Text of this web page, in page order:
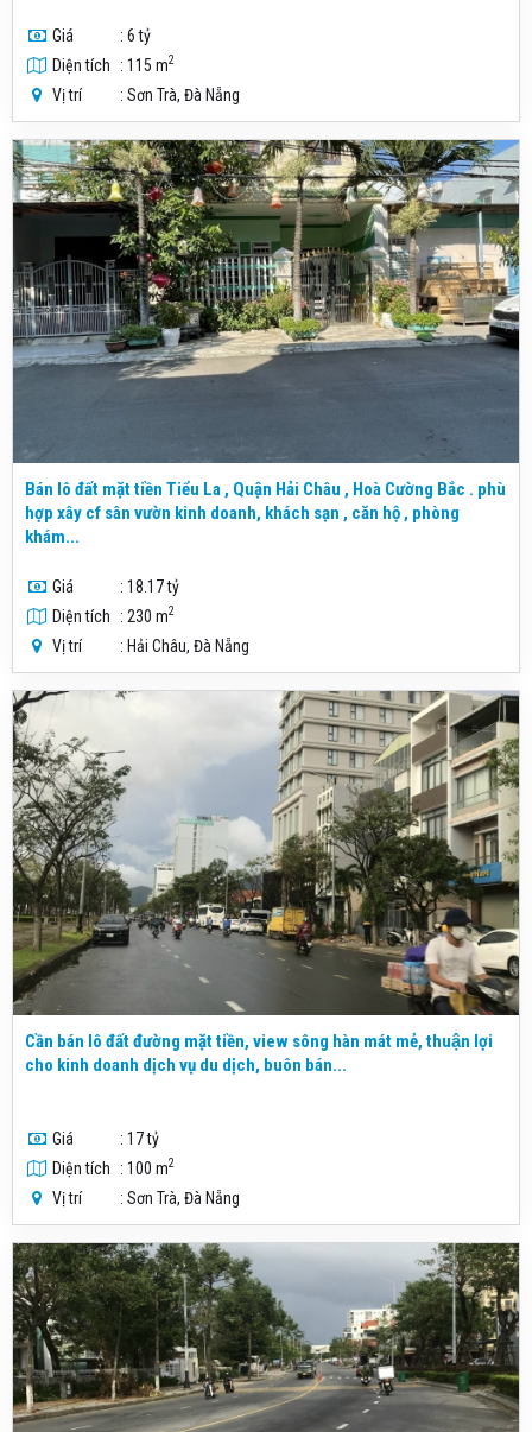
Giá
: 6 tỷ
Diện tích
: 115 m2
Vị trí : Sơn Trà, Đà Nẵng
Bán lô đất mặt tiền Tiểu La , Quận Hải Châu , Hoà Cường Bắc . phù
hợp xây cf sân vườn kinh doanh, khách sạn , căn hộ , phòng
khám...
Giá
: 18.17 tỷ
Diện tích
: 230 m2
Vị trí : Hải Châu, Đà Nẵng
Cần bán lô đất đường mặt tiền, view sông hàn mát mẻ, thuận lợi
cho kinh doanh dịch vụ du dịch, buôn bán...
Giá
: 17 tỷ
Diện tích
: 100 m2
Vị trí : Sơn Trà, Đà Nẵng